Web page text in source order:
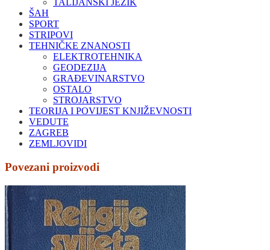
TALIJANSKI JEZIK
ŠAH
SPORT
STRIPOVI
TEHNIČKE ZNANOSTI
ELEKTROTEHNIKA
GEODEZIJA
GRAĐEVINARSTVO
OSTALO
STROJARSTVO
TEORIJA I POVIJEST KNJIŽEVNOSTI
VEDUTE
ZAGREB
ZEMLJOVIDI
Povezani proizvodi